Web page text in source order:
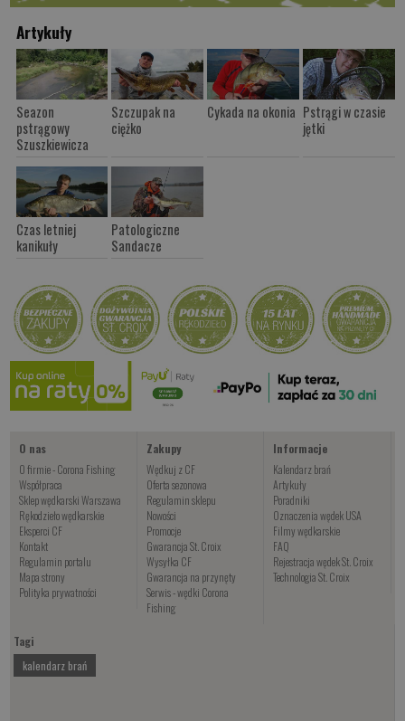
Artykuły
Seazon
pstrągowy
Szuszkiewicza
Szczupak na
ciężko
Cykada na okonia Pstrągi w czasie
jętki
Czas letniej
kanikuły
Patologiczne
Sandacze
O nas
O firmie - Corona Fishing
Współpraca
Sklep wędkarski Warszawa
Rękodzieło wędkarskie
Eksperci CF
Kontakt
Regulamin portalu
Mapa strony
Polityka prywatności
Zakupy
Wędkuj z CF
Oferta sezonowa
Regulamin sklepu
Nowości
Promocje
Gwarancja St. Croix
Wysyłka CF
Gwarancja na przynęty
Serwis - wędki Corona
Fishing
Informacje
Kalendarz brań
Artykuły
Poradniki
Oznaczenia wędek USA
Filmy wędkarskie
FAQ
Rejestracja wędek St. Croix
Technologia St. Croix
Tagi
kalendarz brań